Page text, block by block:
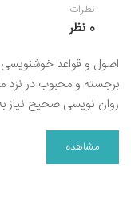
نظرات
0 نظر
اصول و قواعد
برجسته و محبوب در نزد
روان نویسی صحیح نیاز
مشاهده